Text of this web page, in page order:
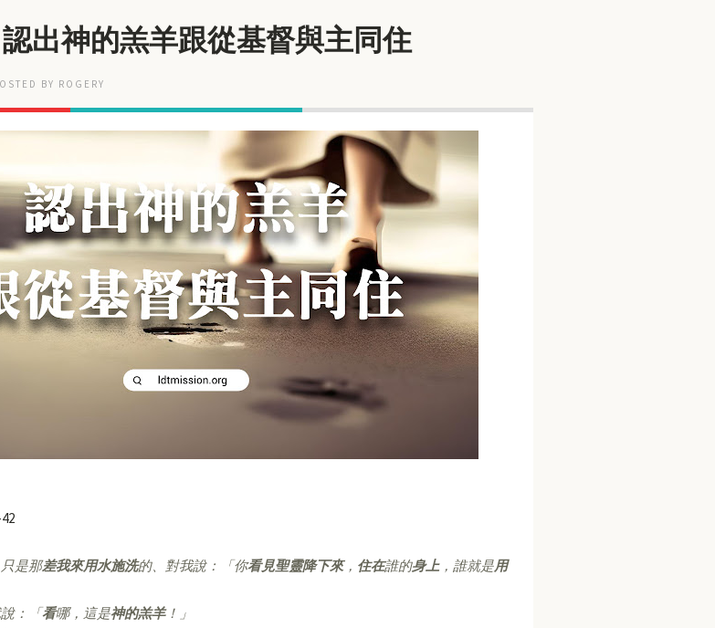
出神的羔羊跟從基督與主同住
BY ROGERY
是那差我來用水施洗的、對我說：「你看見聖靈降下來， 住在誰的身上，誰就是用
：「看哪，這是神的羔羊！」